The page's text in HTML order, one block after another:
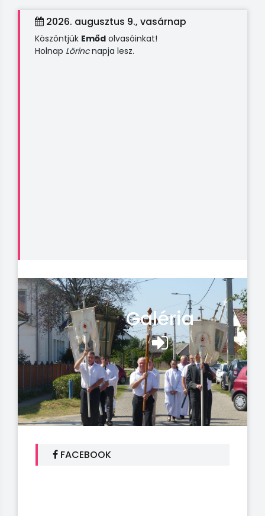
2026. augusztus 9., vasárnap
Köszöntjük Emőd olvasóinkat!
Holnap Lörincnapja lesz.
Galéria
FACEBOOK